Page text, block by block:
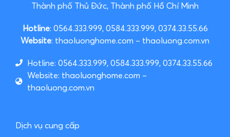
Thành phố Thủ Đức, Thành phố Hồ Chí Minh
Hotline: 0564.333.999, 0584.333.999, 0374.33.55.66
Website: thaoluonghome.com – thaoluong.com.vn
Hotline: 0564.333.999, 0584.333.999, 0374.33.55.66
Website: thaoluonghome.com –
thaoluong.com.vn
Dịch vụ cung cấp